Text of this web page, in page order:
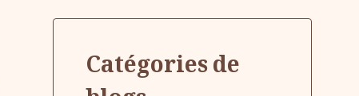
Catégories de